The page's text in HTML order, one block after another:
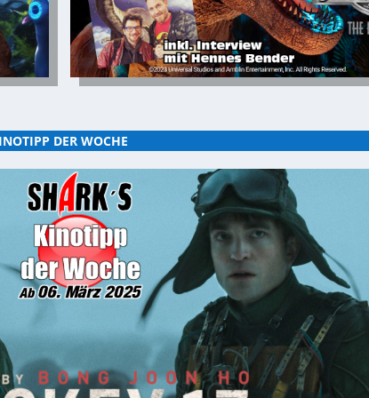
DER WOCHE